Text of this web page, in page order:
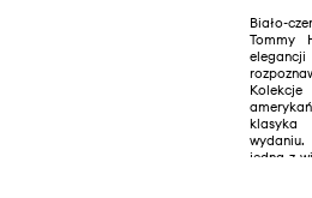
Biało-
Tommy
klasyka
jedna z